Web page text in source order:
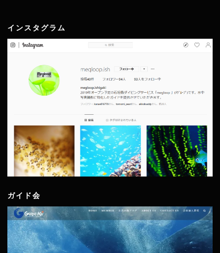
インスタグラム
ガイド会